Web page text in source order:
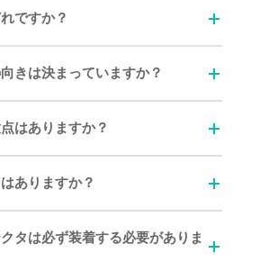
ですか？
きは決まっていますか？
はありますか？
ありますか？
タは必ず装着する必要がありま